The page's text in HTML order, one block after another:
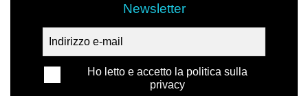
Newsletter
Ho letto e accetto la politica sulla
privacy